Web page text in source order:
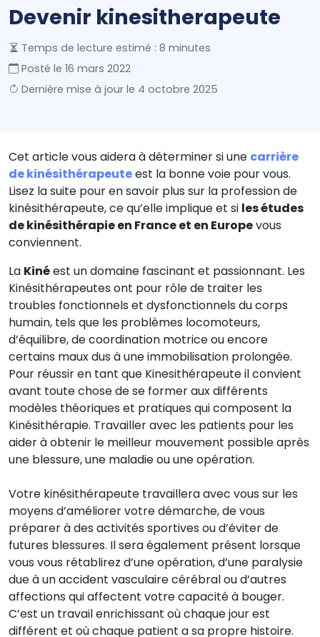
Devenir kinesitherapeute
Temps de lecture estimé : 8 minutes
Posté le 16 mars 2022
Dernière mise à jour le 4 octobre 2025
Cet article vous aidera à déterminer si une carrière
de kinésithérapeuteest la bonne voie pour vous.
Lisez la suite pour en savoir plus sur la profession de
kinésithérapeute, ce qu’elle implique et si les études
de kinésithérapie en France et en Europevous
conviennent.
La Kinéest un domaine fascinant et passionnant. Les
Kinésithérapeutes ont pour rôle de traiter les
troubles fonctionnels et dysfonctionnels du corps
humain, tels que les problèmes locomoteurs,
d’équilibre, de coordination motrice ou encore
certains maux dus à une immobilisation prolongée.
Pour réussir en tant que Kinesithérapeute il convient
avant toute chose de se former aux différents
modèles théoriques et pratiques qui composent la
Kinésithérapie. Travailler avec les patients pour les
aider à obtenir le meilleur mouvement possible après
une blessure, une maladie ou une opération.
Votre kinésithérapeute travaillera avec vous sur les
moyens d’améliorer votre démarche, de vous
préparer à des activités sportives ou d’éviter de
futures blessures. Il sera également présent lorsque
vous vous rétablirez d’une opération, d’une paralysie
due à un accident vasculaire cérébral ou d’autres
affections qui affectent votre capacité à bouger.
C’est un travail enrichissant où chaque jour est
différent et où chaque patient a sa propre histoire.